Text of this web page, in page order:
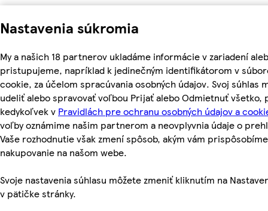
Nastavenia súkromia
My a našich 18 partnerov ukladáme informácie v zariadení
pristupujeme, napríklad k jedinečným identifikátorom v
cookie, za účelom spracúvania osobných údajov. Svoj súhlas
udeliť alebo spravovať voľbou Prijať alebo Odmietnuť všetko,
kedykoľvek v Pravidlách pre ochranu osobných údajov a
voľby oznámime našim partnerom a neovplyvnia údaje o
Vaše rozhodnutie však zmení spôsob, akým vám prispôsobíme
nakupovanie na našom webe.
Svoje nastavenia súhlasu môžete zmeniť kliknutím na
v pätičke stránky.